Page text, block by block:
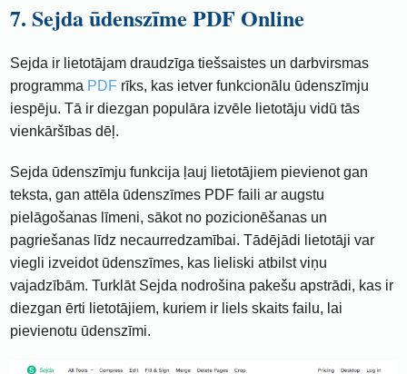
7. Sejda ūdenszīme PDF Online
Sejda ir lietotājam draudzīga tiešsaistes un darbvirsmas
programma PDF rīks, kas ietver funkcionālu ūdenszīmju
iespēju. Tā ir diezgan populāra izvēle lietotāju vidū tās
vienkāršības dēļ.
Sejda ūdenszīmju funkcija ļauj lietotājiem pievienot gan
teksta, gan attēla ūdenszīmes PDF faili ar augstu
pielāgošanas līmeni, sākot no pozicionēšanas un
pagriešanas līdz necaurredzamībai. Tādējādi lietotāji var
viegli izveidot ūdenszīmes, kas lieliski atbilst viņu
vajadzībām. Turklāt Sejda nodrošina pakešu apstrādi, kas ir
diezgan ērti lietotājiem, kuriem ir liels skaits failu, lai
pievienotu ūdenszīmi.